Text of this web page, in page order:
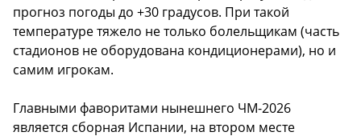
прогноз погоды до +30 градусов. При такой
температуре тяжело не только болельщикам (часть
стадионов не оборудована кондиционерами), но и
самим игрокам.
Главными фаворитами нынешнего ЧМ-2026
является сборная Испании, на втором месте